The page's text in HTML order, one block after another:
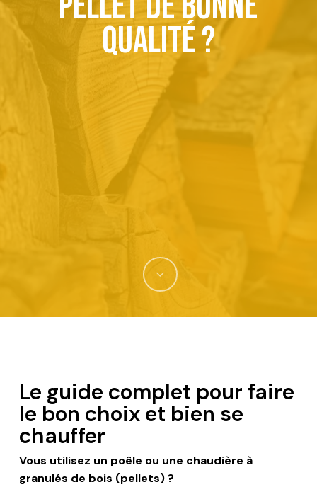
qualité ?
Le guide complet pour faire
le bon choix et bien se
chauffer
Vous utilisez un poêle ou une chaudière à
granulés de bois (pellets) ?